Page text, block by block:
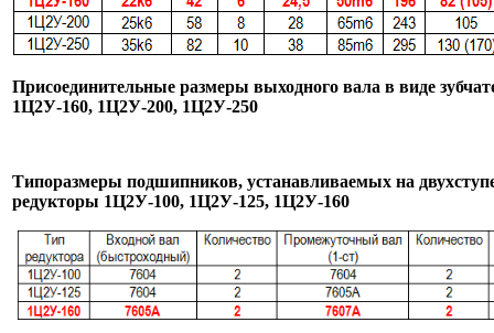
Присоединительные размеры выходного вала в виде
1Ц2У-160, 1Ц2У-200, 1Ц2У-250
Типоразмеры подшипников, устанавливаемых на
редукторы 1Ц2У-100, 1Ц2У-125, 1Ц2У-160